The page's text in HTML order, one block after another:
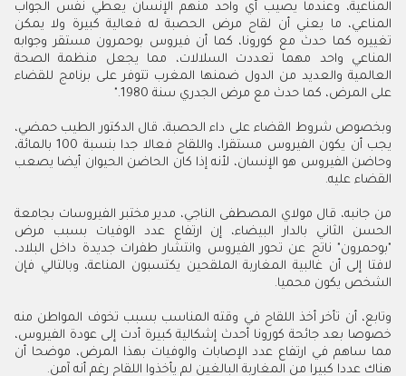
المناعية، وعندما يصيب أي واحد منهم الإنسان يعطي نفس الجواب
المناعي، ما يعني أن لقاح مرض الحصبة له فعالية كبيرة ولا يمكن
تغييره كما حدث مع كورونا، كما أن فيروس بوحمرون مستقر وجوابه
المناعي واحد مهما تعددت السلالات، مما يجعل منظمة الصحة
العالمية والعديد من الدول ضمنها المغرب تتوفر على برنامج للقضاء
على المرض، كما حدث مع مرض الجدري سنة 1980
".
وبخصوص شروط القضاء على داء الحصبة، قال الدكتور الطيب حمضي،
يجب أن يكون الفيروس مستقرا، واللقاح فعالا جدا بنسبة 100 بالمائة،
وحاضن الفيروس هو الإنسان، لأنه إذا كان الحاضن الحيوان أيضا يصعب
القضاء عليه.
من جانبه، قال مولاي المصطفى الناجي، مدير مختبر الفيروسات بجامعة
الحسن الثاني بالدار البيضاء، إن ارتفاع عدد الوفيات بسبب مرض
"بوحمرون" ناتج عن تحور الفيروس وانتشار طفرات جديدة داخل البلاد،
لافتا إلى أن غالبية المغاربة الملقحين يكتسبون المناعة، وبالتالي فإن
الشخص يكون محميا.
وتابع، أن تأخر أخذ اللقاح في وقته المناسب بسبب تخوف المواطن منه
خصوصا بعد جائحة كورونا أحدث إشكالية كبيرة أدت إلى عودة الفيروس،
مما ساهم في ارتفاع عدد الإصابات والوفيات بهذا المرض، موضحا أن
هناك عددا كبيرا من المغاربة البالغين لم يأخذوا اللقاح رغم أنه آمن.